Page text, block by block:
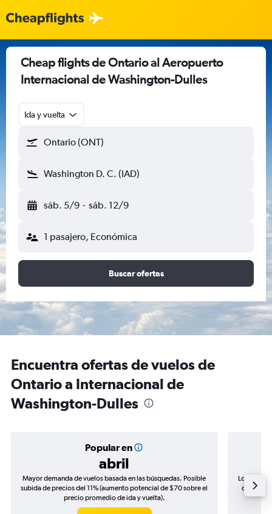
Cheap flights de Ontario al Aeropuerto
Internacional de Washington-Dulles
Ida y vuelta
Ontario (ONT)
Washington D. C. (IAD)
sáb. 5/9 - sáb. 12/9
1 pasajero, Económica
Buscar ofertas
Encuentra ofertas de vuelos de
Ontario a Internacional de
Washington-Dulles
Popular en
abril
Mayor demanda de vuelos basada en las búsquedas. Posible
subida de precios del 11% (aumento potencial de $70 sobre el
precio promedio de ida y vuelta).
Los
de